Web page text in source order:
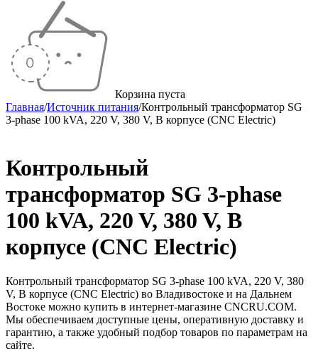
Корзина пуста
Главная/Источник питания/Контрольный трансформатор SG
3-phase 100 kVA, 220 V, 380 V, В корпусе (CNC Electric)
Контрольный
трансформатор SG 3-phase
100 kVA, 220 V, 380 V, В
корпусе (CNC Electric)
Контрольный трансформатор SG 3-phase 100 kVA, 220 V, 380
V, В корпусе (CNC Electric) во Владивостоке и на Дальнем
Востоке можно купить в интернет-магазине CNCRU.COM.
Мы обеспечиваем доступные цены, оперативную доставку и
гарантию, а также удобный подбор товаров по параметрам на
сайте.